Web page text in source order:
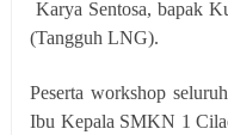
Karya Sentosa, bapak
(Tangguh LNG).
Peserta workshop
Ibu Kepala SMKN 1